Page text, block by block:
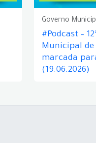
Governo
#Podcast –
Municipal de
marcada
(19.06.2026)